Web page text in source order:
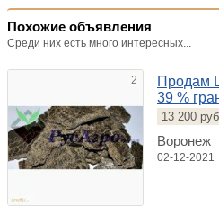
Похожие объявления
Среди них есть много интересных...
2
Продам
39 %
13 200
Воронеж
02-12-2021